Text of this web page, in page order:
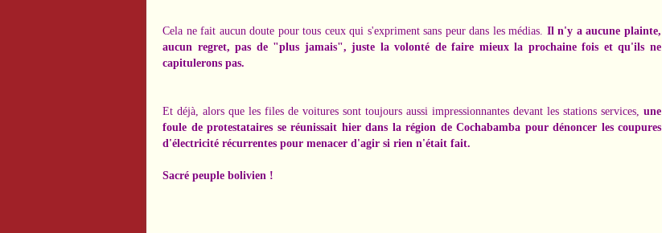
Cela ne fait aucun doute pour tous ceux qui s'expriment sans peur dans les médias. Il n'y a aucune plainte,
aucun regret, pas de "plus jamais", juste la volonté de faire mieux la prochaine fois et qu'ils ne
capitulerons pas.
Et déjà, alors que les files de voitures sont toujours aussi impressionnantes devant les stations services, une
foule de protestataires se réunissait hier dans la région de Cochabamba pour dénoncer les coupures
d'électricité récurrentes pour menacer d'agir si rien n'était fait.
Sacré peuple bolivien !